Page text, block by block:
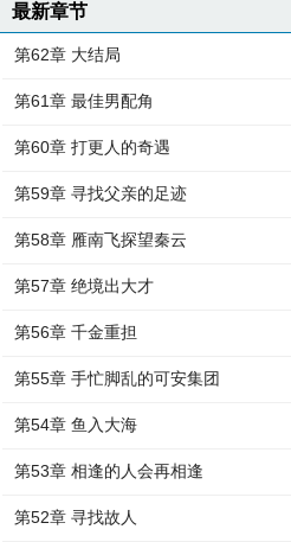
最新章节
第62章 大结局
第61章 最佳男配角
第60章 打更人的奇遇
第59章 寻找父亲的足迹
第58章 雁南飞探望秦云
第57章 绝境出大才
第56章 千金重担
第55章 手忙脚乱的可安集团
第54章 鱼入大海
第53章 相逢的人会再相逢
第52章 寻找故人